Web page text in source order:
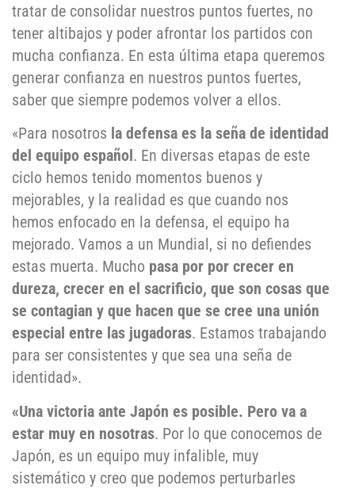
tratar de consolidar nuestros puntos fuertes, no
tener altibajos y poder afrontar los partidos con
mucha confianza. En esta última etapa queremos
generar confianza en nuestros puntos fuertes,
saber que siempre podemos volver a ellos.
«Para nosotros la defensa es la seña de identidad
del equipo español . En diversas etapas de este
ciclo hemos tenido momentos buenos y
mejorables, y la realidad es que cuando nos
hemos enfocado en la defensa, el equipo ha
mejorado. Vamos a un Mundial, si no defiendes
estas muerta. Mucho pasa por por crecer en
dureza, crecer en el sacrificio, que son cosas que
se contagian y que hacen que se cree una unión
especial entre las jugadoras. Estamos trabajando
para ser consistentes y que sea una seña de
identidad».
«Una victoria ante Japón es posible. Pero va a
estar muy en nosotras. Por lo que conocemos de
Japón, es un equipo muy infalible, muy
sistemático y creo que podemos perturbarles